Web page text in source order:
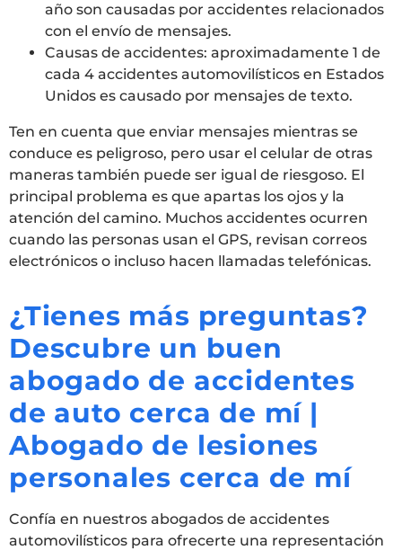
año son causadas por accidentes relacionados
con el envío de mensajes.
Causas de accidentes: aproximadamente 1 de
cada 4 accidentes automovilísticos en Estados
Unidos es causado por mensajes de texto.
Ten en cuenta que enviar mensajes mientras se
conduce es peligroso, pero usar el celular de otras
maneras también puede ser igual de riesgoso. El
principal problema es que apartas los ojos y la
atención del camino. Muchos accidentes ocurren
cuando las personas usan el GPS, revisan correos
electrónicos o incluso hacen llamadas telefónicas.
¿Tienes más preguntas?
Descubre un buen
abogado de accidentes
de auto cerca de mí |
Abogado de lesiones
personales cerca de mí
Confía en nuestros abogados de accidentes
automovilísticos para ofrecerte una representación